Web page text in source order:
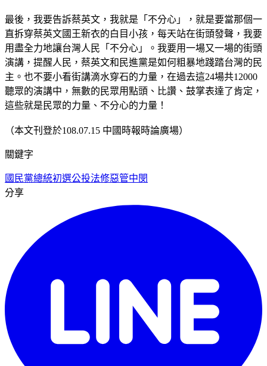
最後，我要告訴蔡英文，我就是「不分心」，就是要當那個一
直拆穿蔡英文國王新衣的白目小孩，每天站在街頭發聲，我要
用盡全力地讓台灣人民「不分心」。我要用一場又一場的街頭
演講，提醒人民，蔡英文和民進黨是如何粗暴地踐踏台灣的民
主。也不要小看街講滴水穿石的力量，在過去這24場共12000
聽眾的演講中，無數的民眾用點頭、比讚、鼓掌表達了肯定，
這些就是民眾的力量、不分心的力量！
（本文刊登於108.07.15 中國時報時論廣場）
關鍵字
國民黨總統初選公投法修惡管中閔
分享